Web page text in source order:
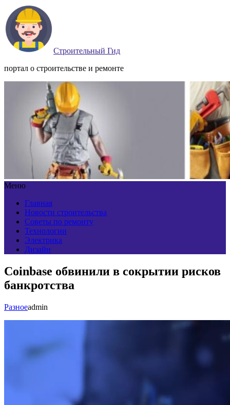
Строительный Гид
портал о строительстве и ремонте
Меню
Главная
Новости строительства
Советы по ремонту
Технологии
Электрика
Дизайн
Coinbase обвинили в сокрытии рисков
банкротства
Разноеadmin